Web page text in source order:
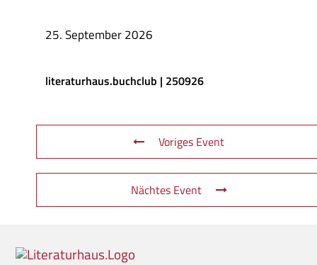
25. September 2026
literaturhaus.buchclub | 250926
Voriges Event
Nächtes Event